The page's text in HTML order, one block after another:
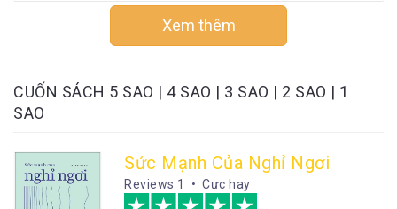
Xem thêm
CUỐN SÁCH 5 SAO | 4 SAO | 3 SAO | 2 SAO | 1
SAO
Sức Mạnh Của Nghỉ Ngơi
Reviews 1 • Cực hay